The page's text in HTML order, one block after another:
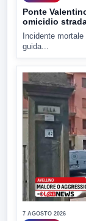
Ponte
omicidio
Incidente
guida...
7 AGOSTO 2026